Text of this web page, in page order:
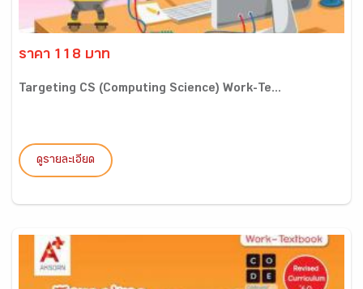
ราคา 118 บาท
Targeting CS (Computing Science) Work-Te...
ดูรายละเอียด